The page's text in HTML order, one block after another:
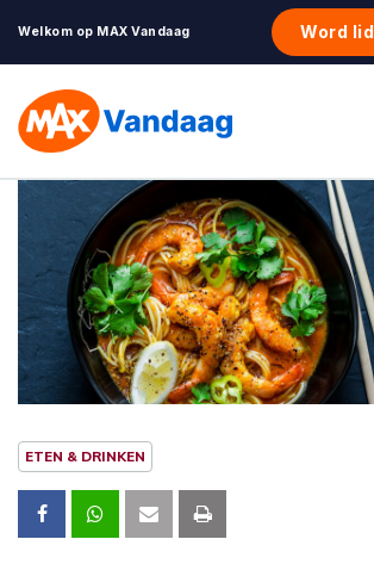
Welkom op MAX Vandaag Word lid
ETEN & DRINKEN